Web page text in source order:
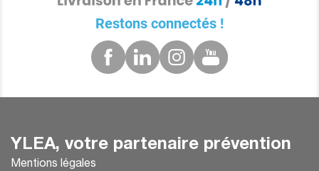
Restons connectés !
YLEA, votre partenaire prévention
Mentions légales